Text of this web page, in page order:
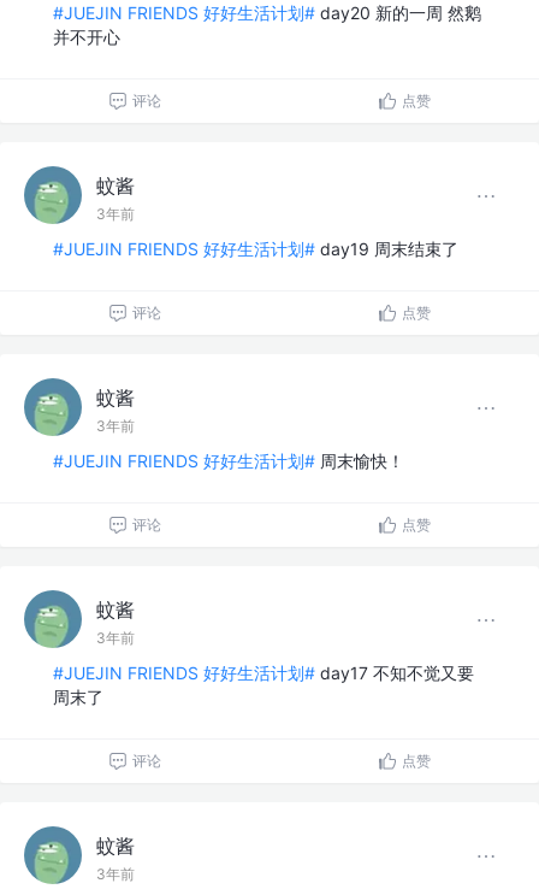
#JUEJIN FRIENDS 好好生活计划# day20 新的一周 然鹅
并不开心
评论 点赞
蚊酱
3年前
#JUEJIN FRIENDS 好好生活计划# day19 周末结束了
评论 点赞
蚊酱
3年前
#JUEJIN FRIENDS 好好生活计划# 周末愉快！
评论 点赞
蚊酱
3年前
#JUEJIN FRIENDS 好好生活计划# day17 不知不觉又要
周末了
评论 点赞
蚊酱
3年前